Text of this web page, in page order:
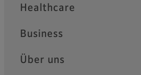
Healthcare
Business
Über uns